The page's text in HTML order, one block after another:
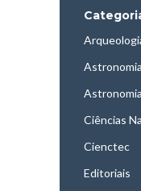
Astronomia
Ciências
Cienctec
Editoriais